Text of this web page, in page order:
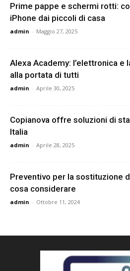
Prime pappe e schermi rotti:
iPhone dai piccoli di casa
admin - Maggio 27, 2025
Alexa Academy: l’elettronica e
alla portata di tutti
admin - Aprile 30, 2025
Copianova offre soluzioni di
Italia
admin - Aprile 28, 2025
Preventivo per la sostituzione
cosa considerare
admin - Ottobre 11, 2024